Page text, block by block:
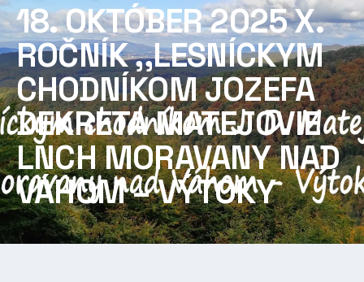
18. OKTÓBER 2025 X.
ROČNÍK ,,LESNÍCKYM
CHODNÍKOM JOZEFA
DEKRETA MATEJOVIE
LNCH MORAVANY NAD
VÁHOM – VÝTOKY